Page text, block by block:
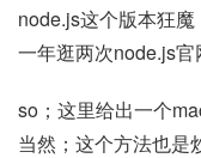
node.js这个版本狂魔
一年逛两次node.js官
so；这里给出一个
当然；这个方法也是